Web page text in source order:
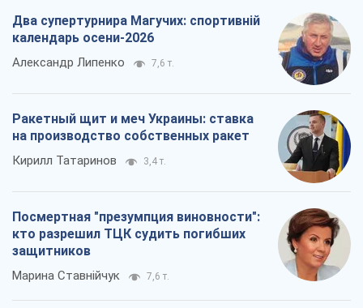
Два супертурнира Магучих: спортивній
календарь осени-2026
Александр Липенко 7,6 т.
Ракетный щит и меч Украины: ставка
на производство собственных ракет
Кирилл Татаринов 3,4 т.
Посмертная "презумпция виновности":
кто разрешил ТЦК судить погибших
защитников
Марина Ставнійчук 7,6 т.